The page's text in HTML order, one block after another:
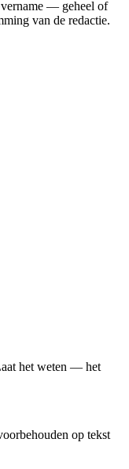
— geheel of
van de redactie.
het weten — het
op tekst